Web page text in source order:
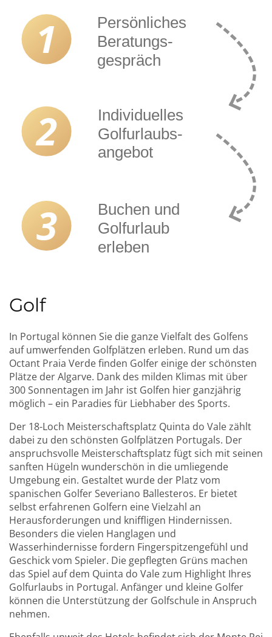
Golf
In Portugal können Sie die ganze Vielfalt des Golfens
auf umwerfenden Golfplätzen erleben. Rund um das
Octant Praia Verde finden Golfer einige der schönsten
Plätze der Algarve. Dank des milden Klimas mit über
300 Sonnentagen im Jahr ist Golfen hier ganzjährig
möglich – ein Paradies für Liebhaber des Sports.
Der 18-Loch Meisterschaftsplatz Quinta do Vale zählt
dabei zu den schönsten Golfplätzen Portugals. Der
anspruchsvolle Meisterschaftsplatz fügt sich mit seinen
sanften Hügeln wunderschön in die umliegende
Umgebung ein. Gestaltet wurde der Platz vom
spanischen Golfer Severiano Ballesteros. Er bietet
selbst erfahrenen Golfern eine Vielzahl an
Herausforderungen und kniffligen Hindernissen.
Besonders die vielen Hanglagen und
Wasserhindernisse fordern Fingerspitzengefühl und
Geschick vom Spieler. Die gepflegten Grüns machen
das Spiel auf dem Quinta do Vale zum Highlight Ihres
Golfurlaubs in Portugal. Anfänger und kleine Golfer
können die Unterstützung der Golfschule in Anspruch
nehmen.